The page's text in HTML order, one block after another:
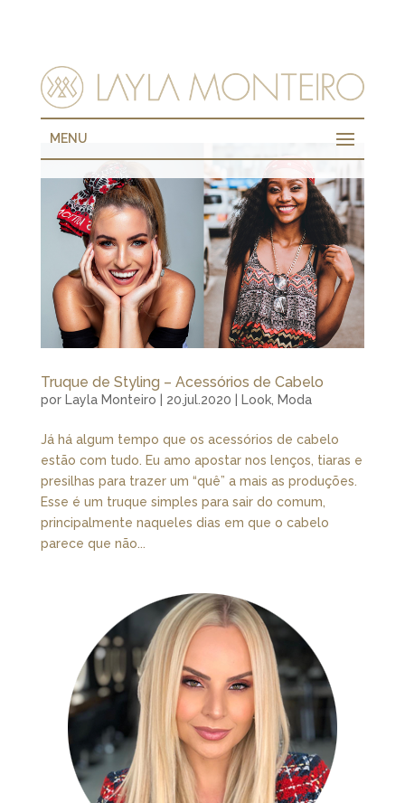
MENU
Truque de Styling – Acessórios de Cabelo
por Layla Monteiro 20.jul.2020 Look, Moda
Já há algum tempo que os acessórios de cabelo
estão com tudo. Eu amo apostar nos lenços, tiaras e
presilhas para trazer um “quê” a mais as produções.
Esse é um truque simples para sair do comum,
principalmente naqueles dias em que o cabelo
parece que não...